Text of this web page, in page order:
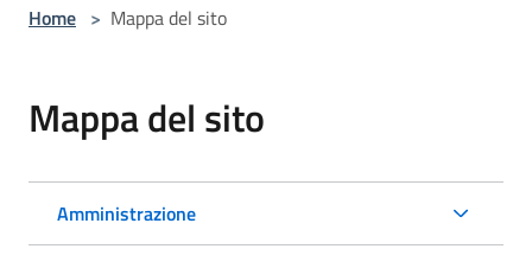
Home > Mappa del sito
Mappa del sito
Amministrazione